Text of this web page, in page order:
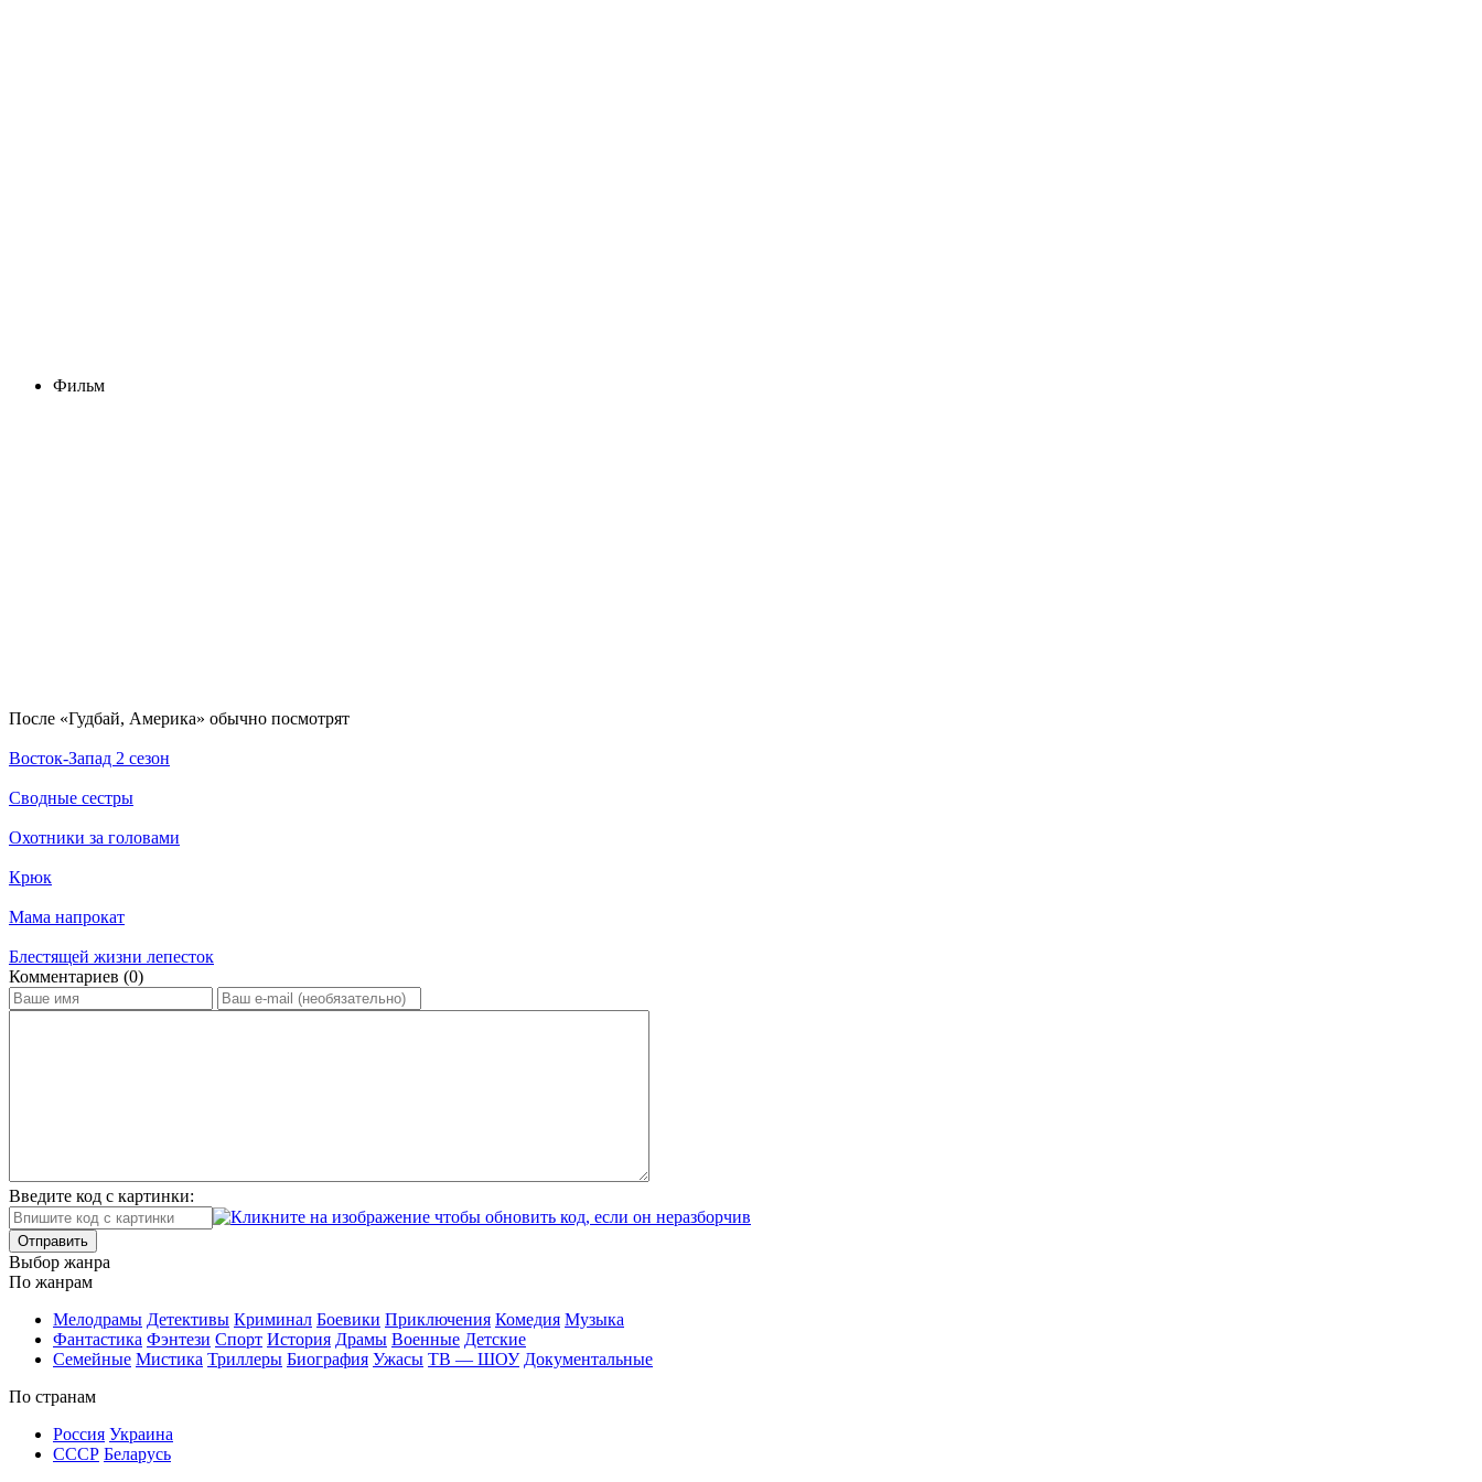
Фильм
По­сле «Гудбай, Америка» обыч­но по­смот­рят
Восток-Запад 2 сезон
Сводные сестры
Охотники за головами
Крюк
Мама напрокат
Блестящей жизни лепесток
Ком­мен­та­ри­ев (0)
Введите код с картинки:
Отправить
Вы­бор жан­ра
По жан­рам
Ме­ло­дра­мы Де­тек­ти­вы Кри­ми­нал Бое­ви­ки При­клю­че­ния Ко­ме­дия Му­зы­ка
Фан­та­сти­ка Фэн­те­зи Спорт Ис­то­рия Дра­мы Во­ен­ные Дет­ские
Се­мей­ные Мис­ти­ка Трил­ле­ры Био­гра­фия Ужа­сы ТВ — ШОУ До­ку­мен­таль­ные
По стра­нам
Рос­сия Ук­раи­на
СССР Бе­ла­русь